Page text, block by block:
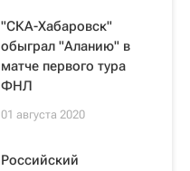
"СКА-Хабаровск"
обыграл "Аланию" в
матче первого тура
ФНЛ
01 августа 2020
Российский